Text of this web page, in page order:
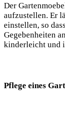
Der
aufzustellen. Er
einstellen, so
Gegebenheiten
kinderleicht und
Pflege eines